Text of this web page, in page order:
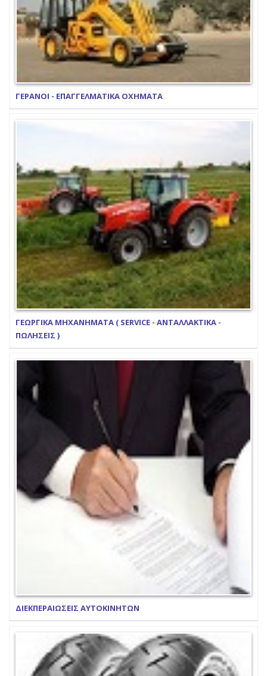
ΓΕΡΑΝΟΙ - ΕΠΑΓΓΕΛΜΑΤΙΚΑ ΟΧΗΜΑΤΑ
ΓΕΩΡΓΙΚΑ ΜΗΧΑΝΗΜΑΤΑ ( SERVICE - ΑΝΤΑΛΛΑΚΤΙΚΑ -
ΠΩΛΗΣΕΙΣ )
ΔΙΕΚΠΕΡΑΙΩΣΕΙΣ ΑΥΤΟΚΙΝΗΤΩΝ